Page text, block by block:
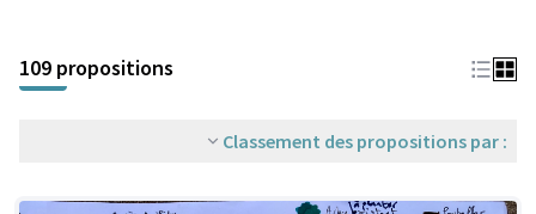
+
−
109 propositions
Classement des propositions par :